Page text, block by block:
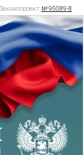
Законопроект: № 95089-8